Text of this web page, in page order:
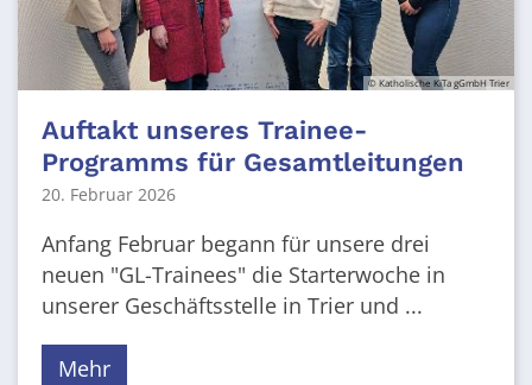
© Katholische KiTa gGmbH Trier
Auftakt unseres Trainee-
Programms für Gesamtleitungen
20. Februar 2026
Anfang Februar begann für unsere drei
neuen "GL-Trainees" die Starterwoche in
unserer Geschäftsstelle in Trier und ...
Mehr